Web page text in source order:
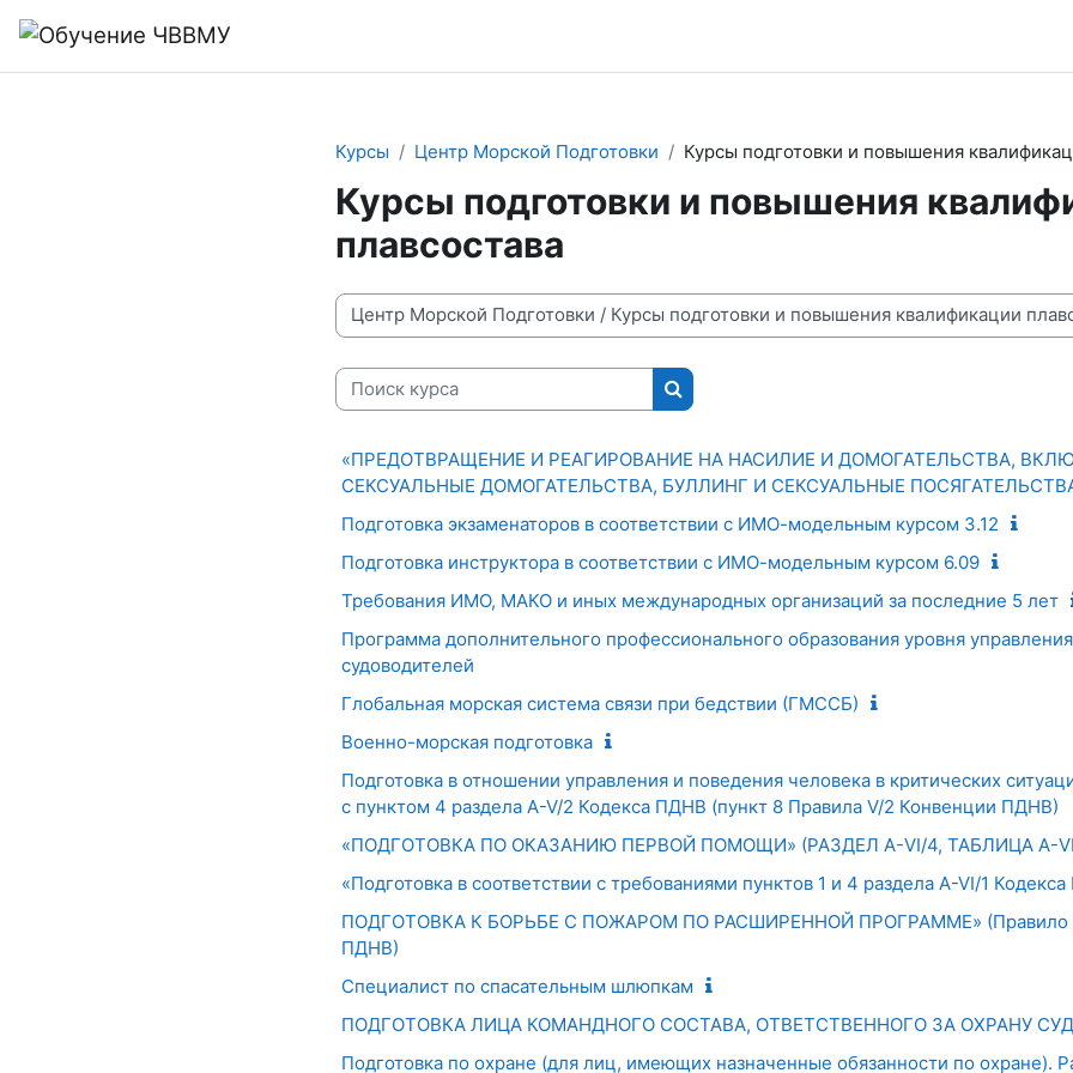
Курсы Центр Морской Подготовки Курсы подготовки и повышения
Курсы подготовки и повышения
плавсостава
Категории курсов
Поиск курса
Поиск курса
«ПРЕДОТВРАЩЕНИЕ И РЕАГИРОВАНИЕ НА НАСИЛИЕ И ДОМОГАТЕЛЬСТВА,
СЕКСУАЛЬНЫЕ ДОМОГАТЕЛЬСТВА, БУЛЛИНГ И СЕКСУАЛЬНЫЕ
Подготовка экзаменаторов в соответствии с ИМО-модельным курсом 3.12
Подготовка инструктора в соответствии с ИМО-модельным курсом 6.09
Требования ИМО, МАКО и иных международных организаций за последние 5 лет
Программа дополнительного профессионального образования уровня
судоводителей
Глобальная морская система связи при бедствии (ГМССБ)
Военно-морская подготовка
Подготовка в отношении управления и поведения человека в критических
с пунктом 4 раздела A-V/2 Кодекса ПДНВ (пункт 8 Правила V/2 Конвенции ПДНВ)
«ПОДГОТОВКА ПО ОКАЗАНИЮ ПЕРВОЙ ПОМОЩИ» (РАЗДЕЛ А-VI/4, ТАБЛИЦА А-
«Подготовка в соответствии с требованиями пунктов 1 и 4 раздела A-VI/1
ПОДГОТОВКА К БОРЬБЕ С ПОЖАРОМ ПО РАСШИРЕННОЙ ПРОГРАММЕ» (Правило
ПДНВ)
Специалист по спасательным шлюпкам
ПОДГОТОВКА ЛИЦА КОМАНДНОГО СОСТАВА, ОТВЕТСТВЕННОГО ЗА ОХРАНУ
Подготовка по охране (для лиц, имеющих назначенные обязанности по охране).